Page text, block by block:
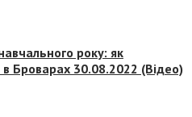
року: як
Броварах 30.08.2022 (Відео)